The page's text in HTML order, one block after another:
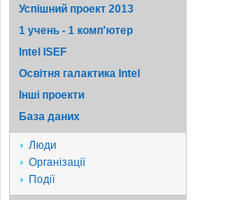
Успішний проект 2013
1 учень - 1 комп'ютер
Intel ISEF
Освітня галактика Intel
Iншi проекти
База даних
Люди
Організації
Події